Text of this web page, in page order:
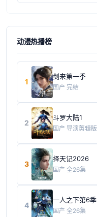
动漫热播榜
1
剑来第一季
国产 完结
2
斗罗大陆1
国产 导演剪辑版
3
择天记2026
国产 全26集
4
一人之下第6季
国产 全26集